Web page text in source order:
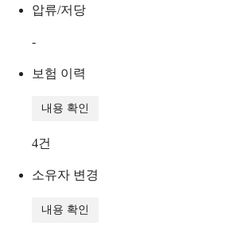
압류/저당
-
보험 이력
내용 확인
4건
소유자 변경
내용 확인